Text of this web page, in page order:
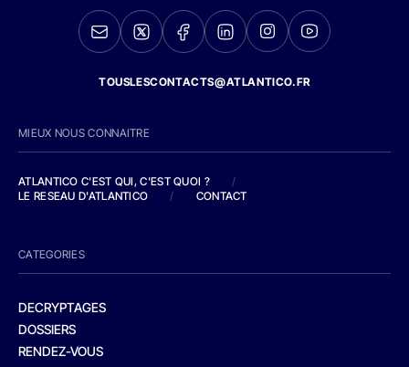
TOUSLESCONTACTS@ATLANTICO.FR
MIEUX NOUS CONNAITRE
ATLANTICO C'EST QUI, C'EST QUOI ?
/
LE RESEAU D'ATLANTICO
/ CONTACT
CATEGORIES
DECRYPTAGES
DOSSIERS
RENDEZ-VOUS